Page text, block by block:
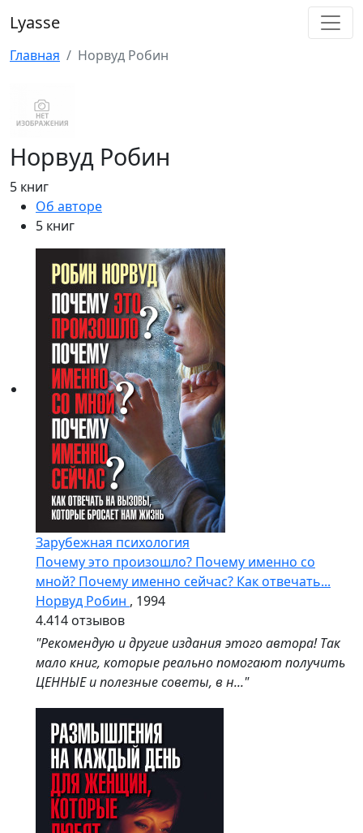
Lyasse
Главная Норвуд Робин
Норвуд Робин
5 книг
Об авторе
5 книг
Зарубежная психология
Почему это произошло? Почему именно со
мной? Почему именно сейчас? Как отвечать...
Норвуд Робин , 1994
4.414 отзывов
"Рекомендую и другие издания этого автора! Так
мало книг, которые реально помогают получить
ЦЕННЫЕ и полезные советы, в н..."